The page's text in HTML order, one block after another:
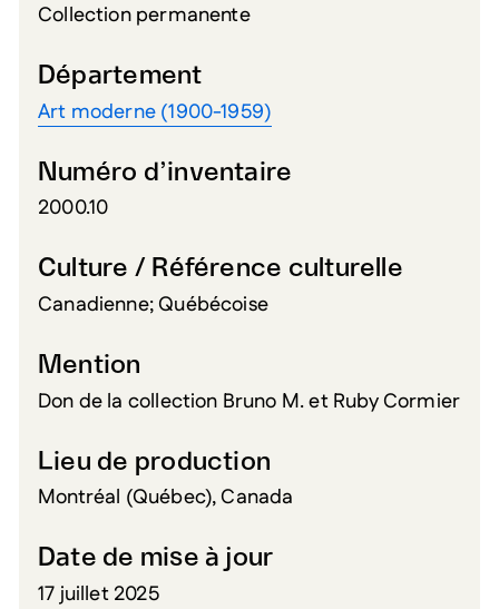
Collection permanente
Département
Art moderne (1900-1959)
Numéro d’inventaire
2000.10
Culture / Référence culturelle
Canadienne; Québécoise
Mention
Don de la collection Bruno M. et Ruby Cormier
Lieu de production
Montréal (Québec), Canada
Date de mise à jour
17 juillet 2025